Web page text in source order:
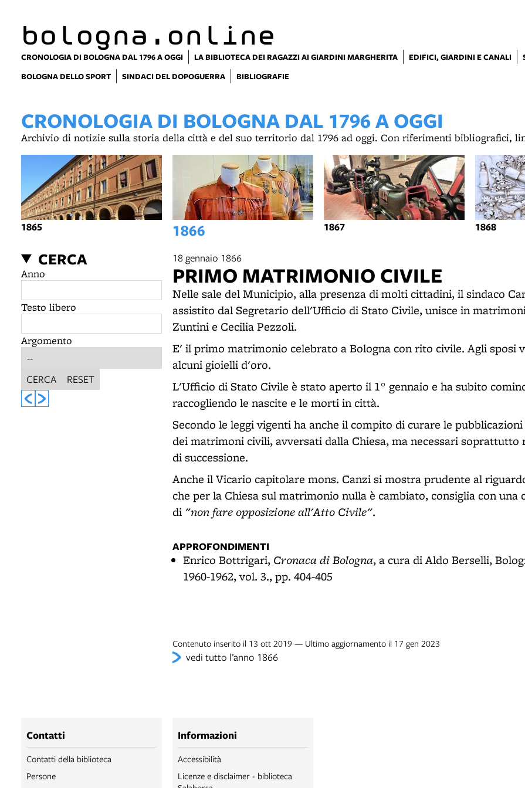
bologna.online
CRONOLOGIA DI BOLOGNA DAL 1796 A OGGI LA BIBLIOTECA DEI RAGAZZI AI GIARDINI MARGHERITA EDIFICI, GIARDINI E CANALI
BOLOGNA DELLO SPORT
SINDACI DEL DOPOGUERRA BIBLIOGRAFIE
CRONOLOGIA DI BOLOGNA DAL 1796 A OGGI
Archivio di notizie sulla storia della città e del suo territorio dal 1796 ad oggi. Con riferimenti bibliografici,
1865 1866 1867 1868
CERCA
Anno
Testo libero
Argomento
CERCA RESET
18 gennaio 1866
PRIMO MATRIMONIO CIVILE
Nelle sale del Municipio, alla presenza di molti cittadini, il sindaco
assistito dal Segretario dell'Ufficio di Stato Civile, unisce in
Zuntini e Cecilia Pezzoli.
E' il primo matrimonio celebrato a Bologna con rito civile. Agli sposi
alcuni gioielli d'oro.
L'Ufficio di Stato Civile è stato aperto il 1° gennaio e ha subito
raccogliendo le nascite e le morti in città.
Secondo le leggi vigenti ha anche il compito di curare le
dei matrimoni civili, avversati dalla Chiesa, ma necessari
di successione.
Anche il Vicario capitolare mons. Canzi si mostra prudente al
che per la Chiesa sul matrimonio nulla è cambiato, consiglia con una
di "non fare opposizione all'Atto Civile".
APPROFONDIMENTI
Enrico Bottrigari, Cronaca di Bologna, a cura di Aldo Berselli,
1960-1962, vol. 3., pp. 404-405
Contenuto inserito il 13 ott 2019 — Ultimo aggiornamento il 17 gen 2023
vedi tutto l’anno 1866
Contatti
Contatti della biblioteca
Persone
Informazioni
Accessibilità
Licenze e disclaimer - biblioteca